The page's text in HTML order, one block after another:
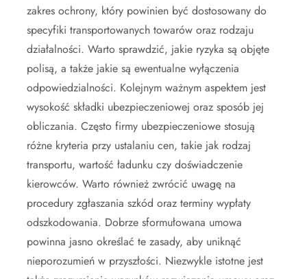
zakres ochrony, który powinien być dostosowany do
specyfiki transportowanych towarów oraz rodzaju
działalności. Warto sprawdzić, jakie ryzyka są objęte
polisą, a także jakie są ewentualne wyłączenia
odpowiedzialności. Kolejnym ważnym aspektem jest
wysokość składki ubezpieczeniowej oraz sposób jej
obliczania. Często firmy ubezpieczeniowe stosują
różne kryteria przy ustalaniu cen, takie jak rodzaj
transportu, wartość ładunku czy doświadczenie
kierowców. Warto również zwrócić uwagę na
procedury zgłaszania szkód oraz terminy wypłaty
odszkodowania. Dobrze sformułowana umowa
powinna jasno określać te zasady, aby uniknąć
nieporozumień w przyszłości. Niezwykle istotne jest